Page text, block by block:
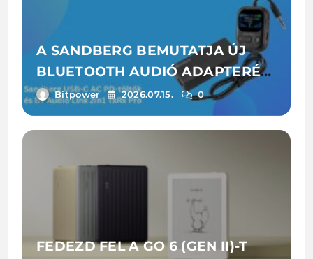
A SANDBERG BEMUTATJA ÚJ
BLUETOOTH AUDIÓ ADAPTERÉT
ÉS LAPTOPTÖLTŐIT
Bitpower 2026.07.15. 0
FEDEZD FEL A GO 6 (GEN II)-T